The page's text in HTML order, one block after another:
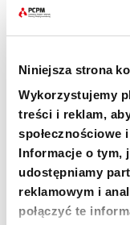
Niniejsza strona
Wykorzystujemy
treści i reklam,
społecznościowe
Informacje o tym,
udostępniamy
reklamowym i
połączyć te
US Dolars$:
1000 0052
Sudan
Euro€: SWIFT:
0052 2868
Sudan.